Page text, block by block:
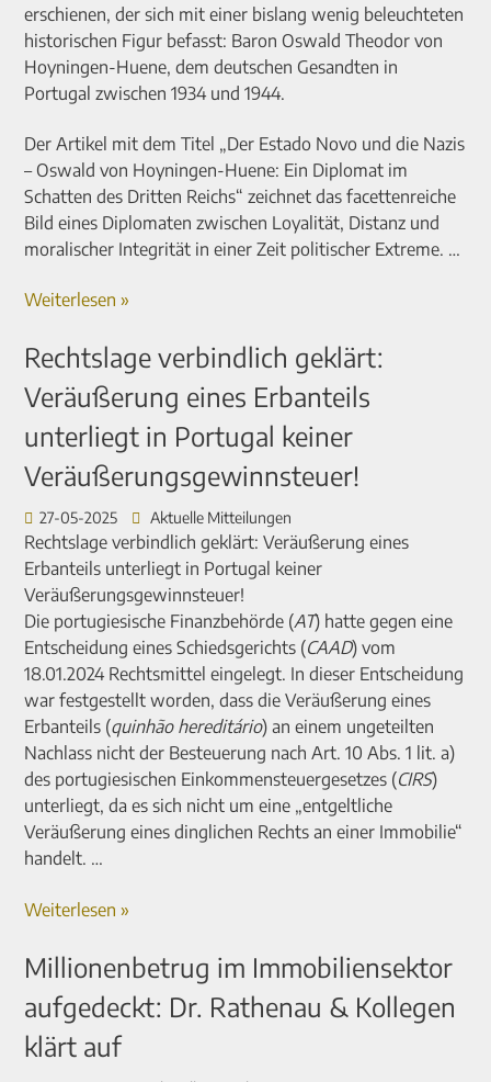
erschienen, der sich mit einer bislang wenig beleuchteten
historischen Figur befasst: Baron Oswald Theodor von
Hoyningen-Huene, dem deutschen Gesandten in
Portugal zwischen 1934 und 1944.
Der Artikel mit dem Titel „Der Estado Novo und die Nazis
– Oswald von Hoyningen-Huene: Ein Diplomat im
Schatten des Dritten Reichs“ zeichnet das facettenreiche
Bild eines Diplomaten zwischen Loyalität, Distanz und
moralischer Integrität in einer Zeit politischer Extreme. …
Weiterlesen »
Rechtslage verbindlich geklärt:
Veräußerung eines Erbanteils
unterliegt in Portugal keiner
Veräußerungsgewinnsteuer!
27-05-2025 Aktuelle Mitteilungen
Rechtslage verbindlich geklärt: Veräußerung eines
Erbanteils unterliegt in Portugal keiner
Veräußerungsgewinnsteuer!
Die portugiesische Finanzbehörde (AT) hatte gegen eine
Entscheidung eines Schiedsgerichts (CAAD) vom
18.01.2024 Rechtsmittel eingelegt. In dieser Entscheidung
war festgestellt worden, dass die Veräußerung eines
Erbanteils (quinhão hereditário) an einem ungeteilten
Nachlass nicht der Besteuerung nach Art. 10 Abs. 1 lit. a)
des portugiesischen Einkommensteuergesetzes (CIRS)
unterliegt, da es sich nicht um eine „entgeltliche
Veräußerung eines dinglichen Rechts an einer Immobilie“
handelt. …
Weiterlesen »
Millionenbetrug im Immobiliensektor
aufgedeckt: Dr. Rathenau & Kollegen
klärt auf